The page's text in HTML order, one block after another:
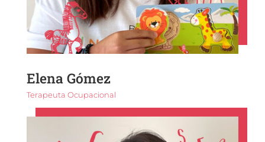
Elena Gómez
Terapeuta Ocupacional